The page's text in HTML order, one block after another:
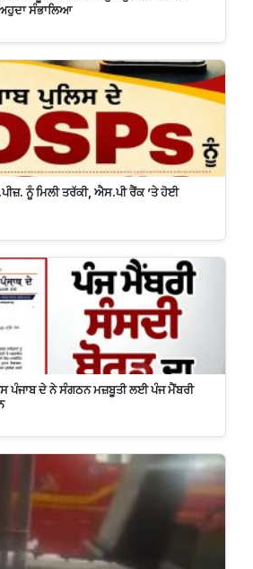
ਸੰਭਾਲਿਆ
ਨੂੰ ਮਿਲੀ ਤਰੱਕੀ, ਐਸ.ਪੀ ਰੈਂਕ ’ਤੇ ਹੋਈ
ਪੰਜਾਬ ਦੇ ਨੇ ਸੰਗਠਨ ਮਜ਼ਬੂਤੀ ਲਈ ਪੰਜ ਮੈਂਬਰੀ